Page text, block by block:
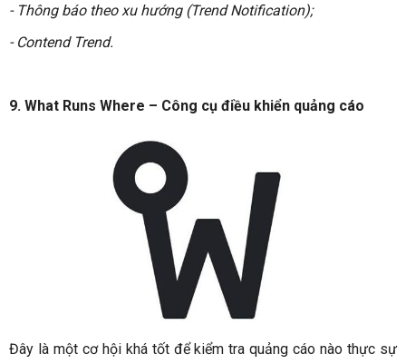
- Thông báo theo xu hướng (Trend Notification);
- Contend Trend.
9. What Runs Where – Công cụ điều khiển quảng cáo
Đây là một cơ hội khá tốt để kiểm tra quảng cáo nào thực sự